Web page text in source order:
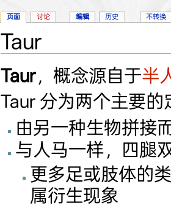
Taur
Taur，概念源自于半
Taur 分为两个主要的
由另一种生物拼接
与人马一样，四腿
更多足或肢体的
属衍生现象
页面 讨论 编辑 历史 不转换